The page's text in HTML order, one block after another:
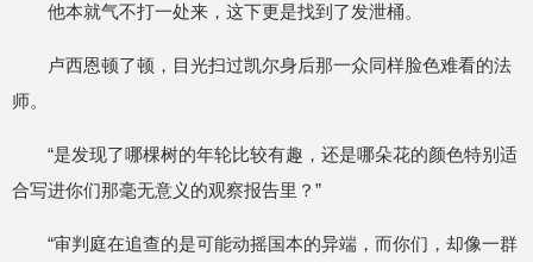
他本就气不打一处来，这下更是找到了发泄桶。
卢西恩顿了顿，目光扫过凯尔身后那一众同样脸色难看的法
师。
“是发现了哪棵树的年轮比较有趣，还是哪朵花的颜色特别适
合写进你们那毫无意义的观察报告里？”
“审判庭在追查的是可能动摇国本的异端，而你们，却像一群